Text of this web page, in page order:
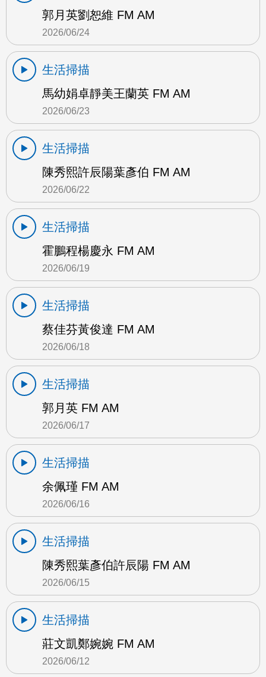
郭月英劉恕維 FM AM
2026/06/24
生活掃描
馬幼娟卓靜美王蘭英 FM AM
2026/06/23
生活掃描
陳秀熙許辰陽葉彥伯 FM AM
2026/06/22
生活掃描
霍鵬程楊慶永 FM AM
2026/06/19
生活掃描
蔡佳芬黃俊達 FM AM
2026/06/18
生活掃描
郭月英 FM AM
2026/06/17
生活掃描
余佩瑾 FM AM
2026/06/16
生活掃描
陳秀熙葉彥伯許辰陽 FM AM
2026/06/15
生活掃描
莊文凱鄭婉婉 FM AM
2026/06/12